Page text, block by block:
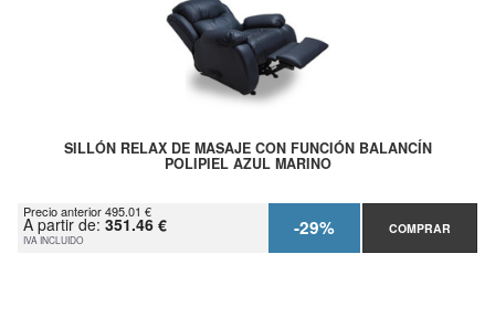
SILLÓN RELAX DE MASAJE CON FUNCIÓN BALANCÍN
POLIPIEL AZUL MARINO
Precio anterior 495.01 €
A partir de: 351.46 €
IVA INCLUIDO -29% COMPRAR